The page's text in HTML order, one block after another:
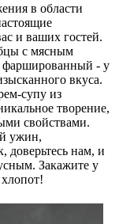
в области
и ваших гостей.
с мясным
фаршированный - у
вкуса.
супу из
творение,
свойствами.
ужин,
доверьтесь нам, и
Закажите у